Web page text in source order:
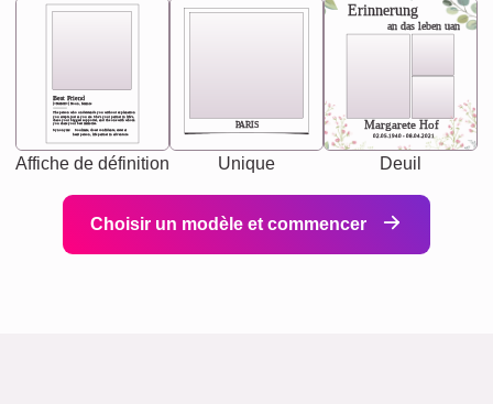
Best Friend
[<NAME>] Noun, feminie
Synonyms: Soulmate, closet confidante, sister at
heart person, life partner in adventure.
The person who understands you without explanation
you accepts just as you are. She's your partner in life's,
chaos your biggest supporter, and the one with whom
you share your best memories.
Affiche de définition
PARIS
Unique
Erinnerung
an das leben uan
Margarete Hof
02.05.1940 - 08.04.2021
Deuil
Choisir un modèle et commencer